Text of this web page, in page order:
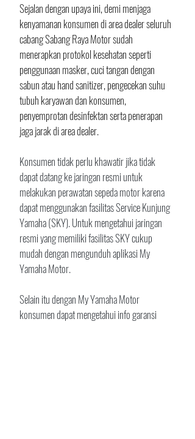
Sejalan dengan upaya ini, demi menjaga
kenyamanan konsumen di area dealer seluruh
cabang Sabang Raya Motor sudah
menerapkan protokol kesehatan seperti
penggunaan masker, cuci tangan dengan
sabun atau hand sanitizer, pengecekan suhu
tubuh karyawan dan konsumen,
penyemprotan desinfektan serta penerapan
jaga jarak di area dealer.
Konsumen tidak perlu khawatir jika tidak
dapat datang ke jaringan resmi untuk
melakukan perawatan sepeda motor karena
dapat menggunakan fasilitas Service Kunjung
Yamaha (SKY). Untuk mengetahui jaringan
resmi yang memiliki fasilitas SKY cukup
mudah dengan mengunduh aplikasi My
Yamaha Motor.
Selain itu dengan My Yamaha Motor
konsumen dapat mengetahui info garansi